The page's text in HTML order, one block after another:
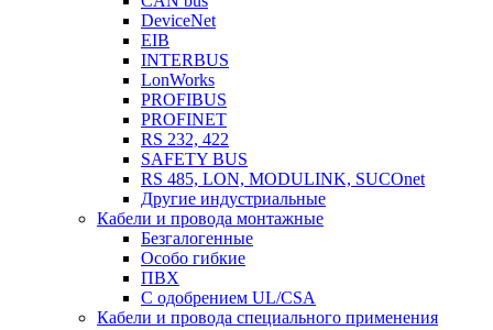
DeviceNet
EIB
INTERBUS
LonWorks
PROFIBUS
PROFINET
RS 232, 422
SAFETY BUS
RS 485, LON, MODULINK, SUCOnet
Другие индустриальные
Кабели и провода монтажные
Безгалогенные
Особо гибкие
ПВХ
С одобрением UL/CSA
Кабели и провода специального применения